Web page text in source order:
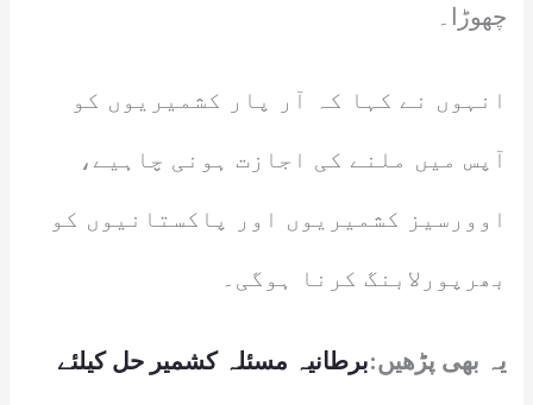
چھوڑا۔
انہوں نے کہا کہ آر پار کشمیریوں کو
آپس میں ملنے کی اجازت ہونی چاہیے،
اوورسیز کشمیریوں اور پاکستانیوں کو
بھرپورلابنگ کرنا ہوگی۔
یہ بھی پڑھیں:برطانیہ مسئلہ کشمیر حل کیلئے